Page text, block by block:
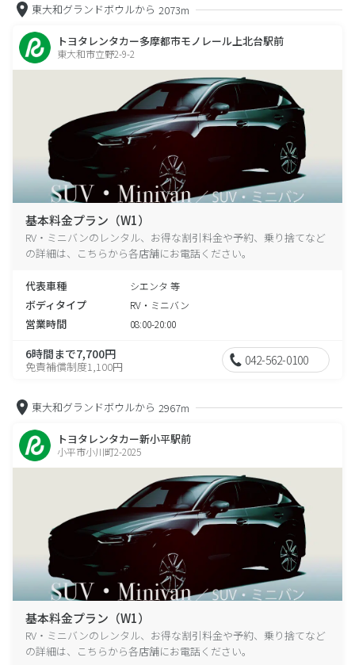
東大和グランドボウルから 2073m
トヨタレンタカー多摩都市モノレール上北台駅前
東大和市立野2-9-2
基本料金プラン（W1）
RV・ミニバンのレンタル、お得な割引料金や予約、乗り捨てなど
の詳細は、こちらから各店舗にお電話ください。
代表車種 シエンタ 等
ボディタイプ RV・ミニバン
営業時間 08:00-20:00
6時間まで7,700円
免責補償制度1,100円 042-562-0100
東大和グランドボウルから 2967m
トヨタレンタカー新小平駅前
小平市小川町2-2025
基本料金プラン（W1）
RV・ミニバンのレンタル、お得な割引料金や予約、乗り捨てなど
の詳細は、こちらから各店舗にお電話ください。